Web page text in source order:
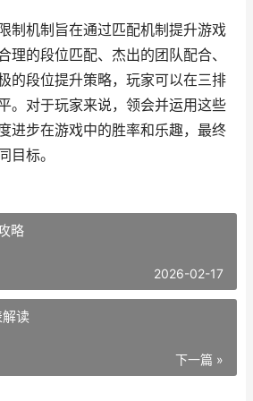
制机制旨在通过匹配机制提升游戏
理的段位匹配、杰出的团队配合、
的段位提升策略，玩家可以在三排
。对于玩家来说，领会并运用这些
进步在游戏中的胜率和乐趣，最终
目标。
略
2026-02-17
读
下一篇 »